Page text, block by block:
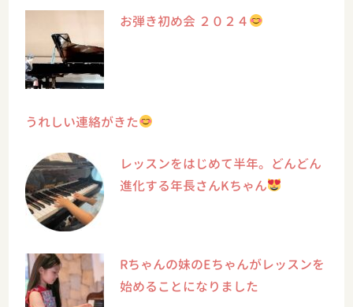
お弾き初め会 ２０２４
うれしい連絡がきた
レッスンをはじめて半年。どんどん
進化する年長さんKちゃん
Rちゃんの妹のEちゃんがレッスンを
始めることになりました